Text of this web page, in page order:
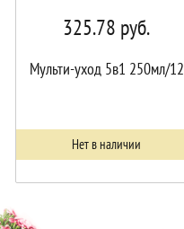
325.78 руб.
Мульти-уход 5в1 250мл/12
Нет в наличии